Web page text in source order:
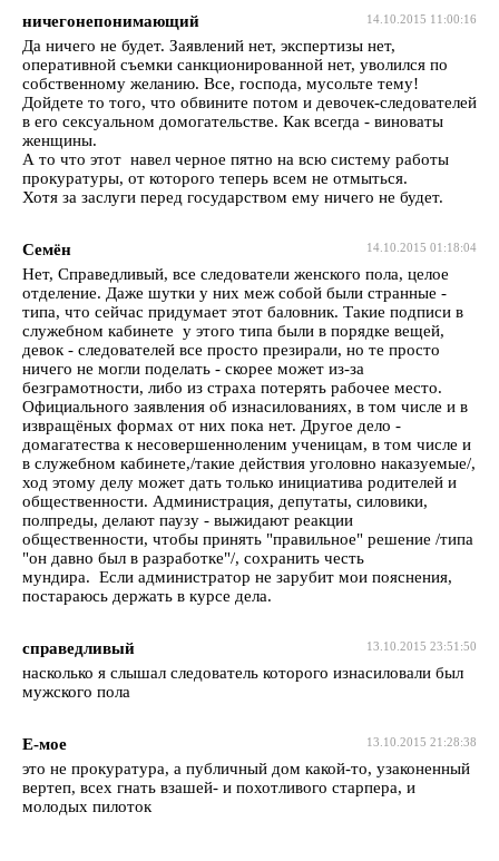
14.10.2015 11:00:16
ничегонепонимающий
Да ничего не будет. Заявлений нет, экспертизы нет,
оперативной съемки санкционированной нет, уволился по
собственному желанию. Все, господа, мусольте тему!
Дойдете то того, что обвините потом и девочек-следователей
в его сексуальном домогательстве. Как всегда - виноваты
женщины.
А то что этот навел черное пятно на всю систему работы
прокуратуры, от которого теперь всем не отмыться.
Хотя за заслуги перед государством ему ничего не будет.
14.10.2015 01:18:04
Семён
Нет, Справедливый, все следователи женского пола, целое
отделение. Даже шутки у них меж собой были странные -
типа, что сейчас придумает этот баловник. Такие подписи в
служебном кабинете у этого типа были в порядке вещей,
девок - следователей все просто презирали, но те просто
ничего не могли поделать - скорее может из-за
безграмотности, либо из страха потерять рабочее место.
Официального заявления об изнасилованиях, в том числе и в
извращёных формах от них пока нет. Другое дело -
домагатества к несовершенноленим ученицам, в том числе и
в служебном кабинете,/такие действия уголовно наказуемые/,
ход этому делу может дать только инициатива родителей и
общественности. Администрация, депутаты, силовики,
полпреды, делают паузу - выжидают реакции
общественности, чтобы принять "правильное" решение /типа
"он давно был в разработке"/, сохранить честь
мундира. Если администратор не зарубит мои пояснения,
постараюсь держать в курсе дела.
13.10.2015 23:51:50
справедливый
насколько я слышал следователь которого изнасиловали был
мужского пола
13.10.2015 21:28:38
Е-мое
это не прокуратура, а публичный дом какой-то, узаконенный
вертеп, всех гнать взашей- и похотливого старпера, и
молодых пилоток